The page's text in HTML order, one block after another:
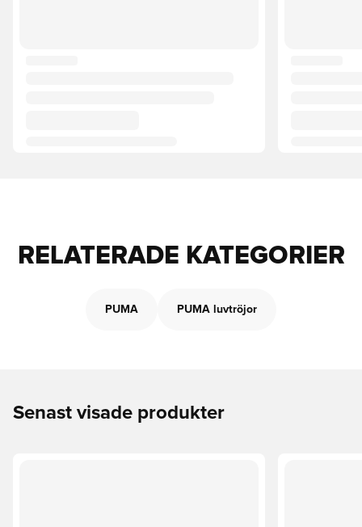
RELATERADE KATEGORIER
PUMA PUMA luvtröjor
Senast visade produkter